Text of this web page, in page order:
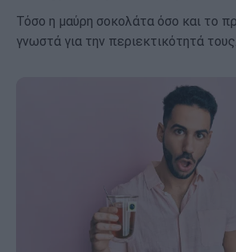
Τόσο η μαύρη σοκολάτα όσο και το
γνωστά για την περιεκτικότητά τους…